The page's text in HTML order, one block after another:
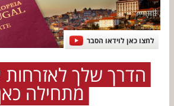
לחצו כאן לוידאו הסבר
הדרך שלך לאזרחות
מתחילה